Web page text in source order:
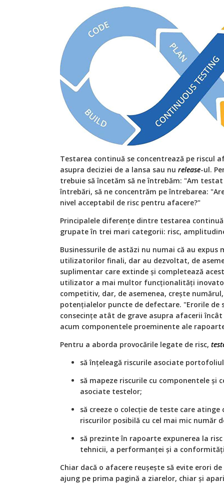
Testarea continuă se concentrează pe riscul
asupra deciziei de a lansa sau nu release-ul.
trebuie să încetăm să ne întrebăm: "Am
întrebări, să ne concentrăm pe întrebarea:
nivel acceptabil de risc pentru afacere?"
Principalele diferențe dintre testarea
grupate în trei mari categorii: risc,
Businessurile de astăzi nu numai că au
utilizatorilor finali, dar au dezvoltat, de
suplimentar care extinde și completează
utilizator a mai multor funcționalități
competitiv, dar, de asemenea, crește
potențialelor puncte de defectare. "Erorile de
consecințe atât de grave asupra afacerii
acum componentele proeminente ale
Pentru a aborda provocările legate de risc,
să înțeleagă riscurile asociate
să mapeze riscurile cu componentele și
asociate testelor;
să creeze o colecție de teste care
riscurilor posibilă cu cel mai mic număr
să prezinte în rapoarte expunerea la
tehnicii, a performanței și a
Chiar dacă o afacere reușește să evite erori
ajung pe prima pagină a ziarelor, chiar și